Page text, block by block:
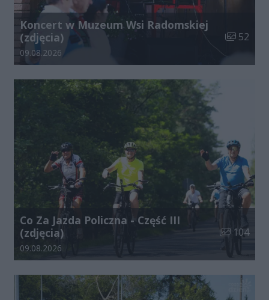
Koncert w Muzeum Wsi Radomskiej
(zdjęcia)
Liczba
52
Data dodania galerii:
09.08.2026
Co Za Jazda Policzna - Część III
(zdjęcia)
Liczba
104
Data dodania galerii:
09.08.2026